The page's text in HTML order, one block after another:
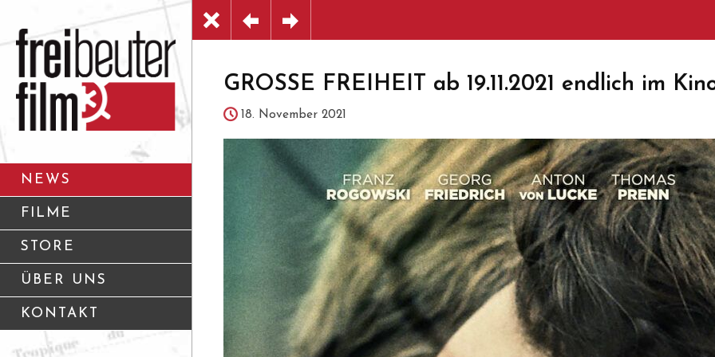
NEWS
FILME
STORE
ÜBER UNS
KONTAKT
GROSSE FREIHEIT ab 19.11.2021 endlich im
18. November 2021